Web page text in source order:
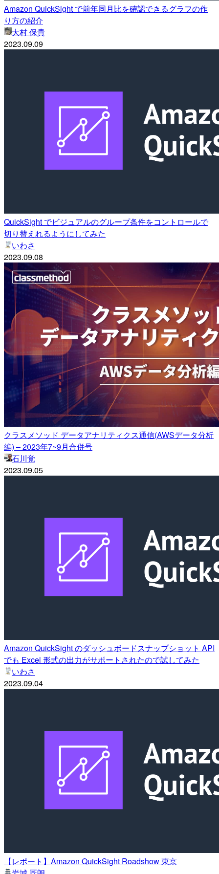
Amazon QuickSight で前年同月比を確認できるグラフの作
り方の紹介
大村 保貴
2023.09.09
QuickSight でビジュアルのグループ条件をコントロールで
切り替えれるようにしてみた
いわさ
2023.09.08
クラスメソッド データアナリティクス通信(AWSデータ分析
編) – 2023年7~9月合併号
石川覚
2023.09.05
Amazon QuickSight のダッシュボードスナップショット API
でも Excel 形式の出力がサポートされたので試してみた
いわさ
2023.09.04
【レポート】Amazon QuickSight Roadshow 東京